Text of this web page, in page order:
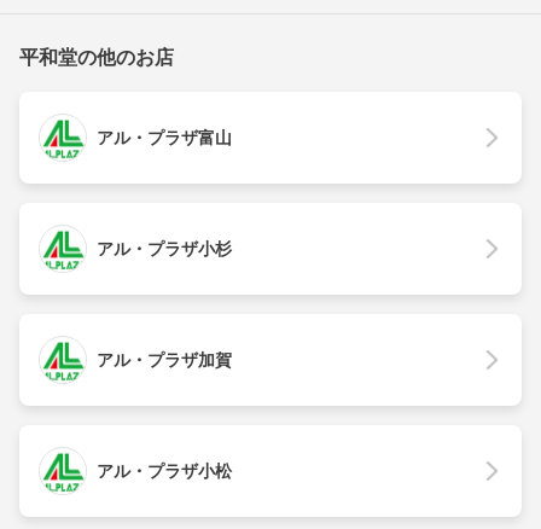
平和堂の他のお店
アル・プラザ富山
アル・プラザ小杉
アル・プラザ加賀
アル・プラザ小松